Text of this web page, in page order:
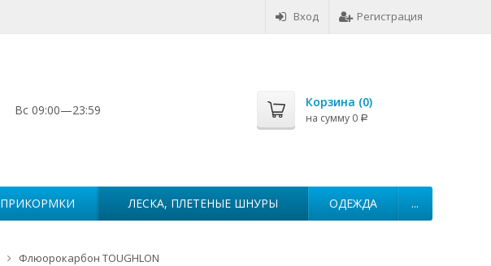
Вход Регистрация
Вс 09:00—23:59
Корзина (0)
на сумму 0 Р
ПРИКОРМКИ ЛЕСКА, ПЛЕТЕНЫЕ ШНУРЫ ОДЕЖДА ...
Флюорокарбон TOUGHLON